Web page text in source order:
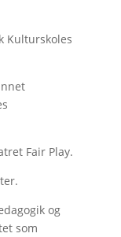
Kulturskoles
Fair Play.
og
som